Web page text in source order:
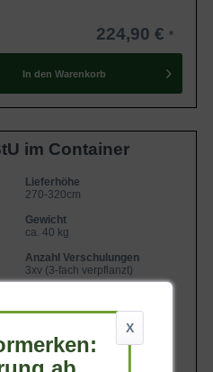
224,90 €
In den Warenkorb
im Container
Lieferhöhe
270-320cm
Gewicht
ca. 40 kg
Anzahl Verschulungen
3xv (3-fach verpflanzt)
X